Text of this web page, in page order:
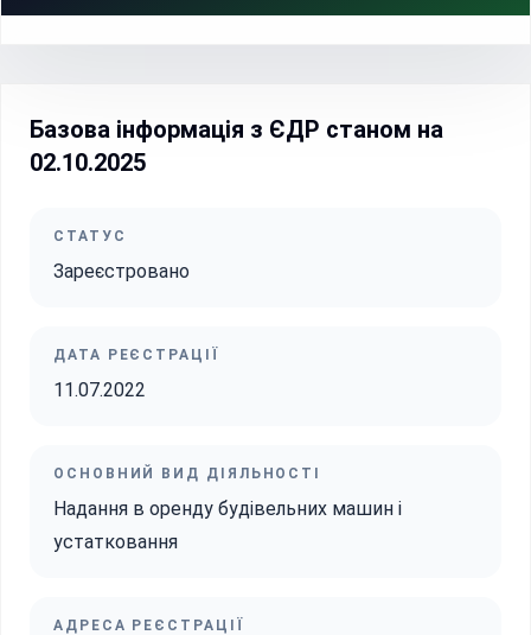
Базова інформація з ЄДР станом на
02.10.2025
СТАТУС
Зареєстровано
ДАТА РЕЄСТРАЦІЇ
11.07.2022
ОСНОВНИЙ ВИД ДІЯЛЬНОСТІ
Надання в оренду будівельних машин і
устатковання
АДРЕСА РЕЄСТРАЦІЇ